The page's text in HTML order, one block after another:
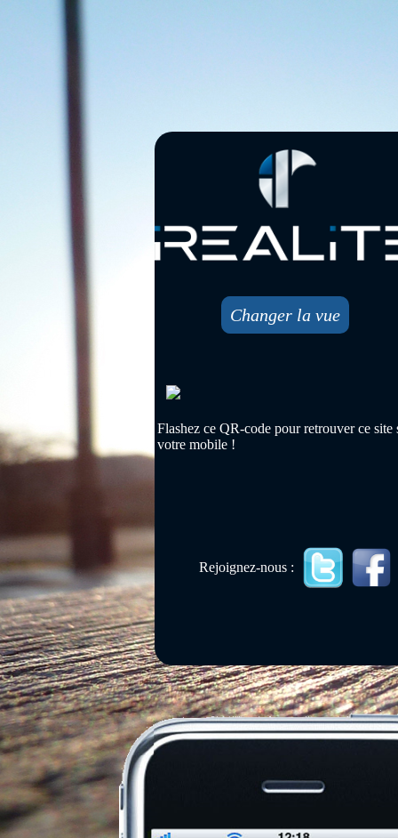
Changer la vue
Flashez ce QR-code pour retrouver ce site
votre mobile !
Rejoignez-nous :